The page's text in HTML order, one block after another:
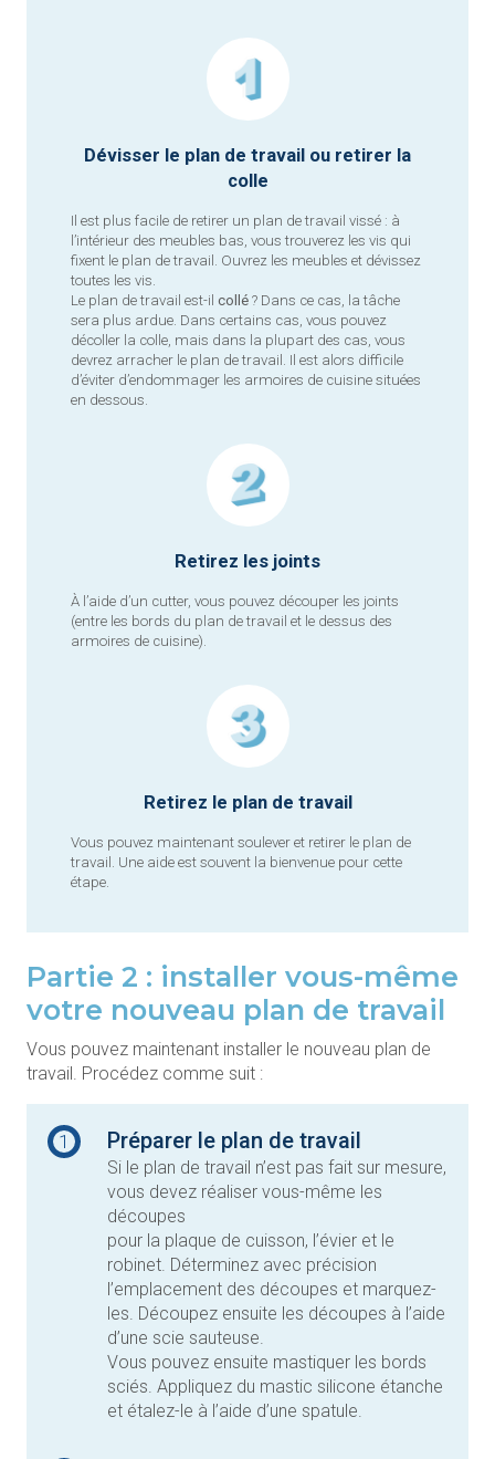
Dévisser le plan de travail ou retirer la
colle
Il est plus facile de retirer un plan de travail vissé : à
l’intérieur des meubles bas, vous trouverez les vis qui
fixent le plan de travail. Ouvrez les meubles et dévissez
toutes les vis.
Le plan de travail est-il collé ? Dans ce cas, la tâche
sera plus ardue. Dans certains cas, vous pouvez
décoller la colle, mais dans la plupart des cas, vous
devrez arracher le plan de travail. Il est alors difficile
d’éviter d’endommager les armoires de cuisine situées
en dessous.
Retirez les joints
À l’aide d’un cutter, vous pouvez découper les joints
(entre les bords du plan de travail et le dessus des
armoires de cuisine).
Retirez le plan de travail
Vous pouvez maintenant soulever et retirer le plan de
travail. Une aide est souvent la bienvenue pour cette
étape.
Partie 2 : installer vous-même
votre nouveau plan de travail
Vous pouvez maintenant installer le nouveau plan de
travail. Procédez comme suit :
1 Préparer le plan de travail
Si le plan de travail n’est pas fait sur mesure,
vous devez réaliser vous-même les
découpes
pour la plaque de cuisson, l’évier et le
robinet. Déterminez avec précision
l’emplacement des découpes et marquez-
les. Découpez ensuite les découpes à l’aide
d’une scie sauteuse.
Vous pouvez ensuite mastiquer les bords
sciés. Appliquez du mastic silicone étanche
et étalez-le à l’aide d’une spatule.